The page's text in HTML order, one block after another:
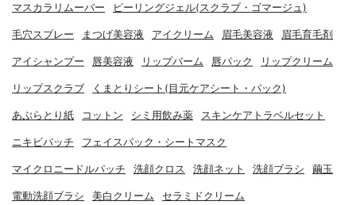
マスカラリムーバー ピーリングジェル(スクラブ・ゴマージュ)
毛穴スプレー まつげ美容液 アイクリーム 眉毛美容液 眉毛育毛剤
アイシャンプー 唇美容液 リップバーム 唇パック リップクリーム
リップスクラブ くまとりシート(目元ケアシート・パック)
あぶらとり紙 コットン シミ用飲み薬 スキンケアトラベルセット
ニキビパッチ フェイスパック・シートマスク
マイクロニードルパッチ 洗顔クロス 洗顔ネット 洗顔ブラシ 繭玉
電動洗顔ブラシ 美白クリーム セラミドクリーム